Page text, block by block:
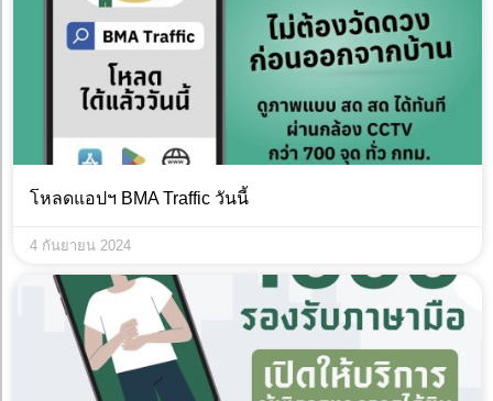
โหลดแอปฯ BMA Traffic วันนี้
4 กันยายน 2024